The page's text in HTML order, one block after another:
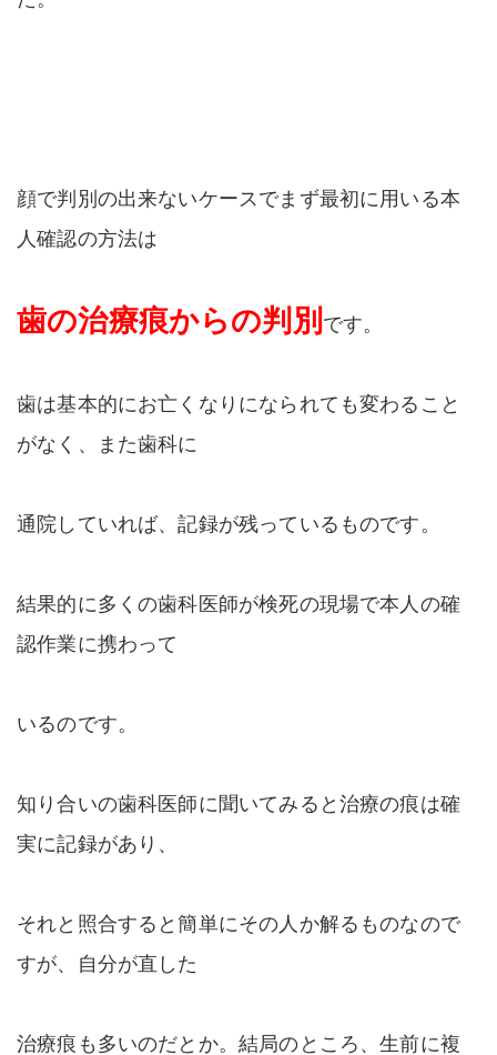
顔で判別の出来ないケースでまず最初に用いる本
人確認の方法は
歯の治療痕からの判別です。
歯は基本的にお亡くなりになられても変わること
がなく、また歯科に
通院していれば、記録が残っているものです。
結果的に多くの歯科医師が検死の現場で本人の確
認作業に携わって
いるのです。
知り合いの歯科医師に聞いてみると治療の痕は確
実に記録があり、
それと照合すると簡単にその人か解るものなので
すが、自分が直した
治療痕も多いのだとか。結局のところ、生前に複